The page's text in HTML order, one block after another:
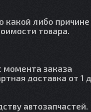
какой либо
товара.
момента заказа
доставка от 1
автозапчастей.